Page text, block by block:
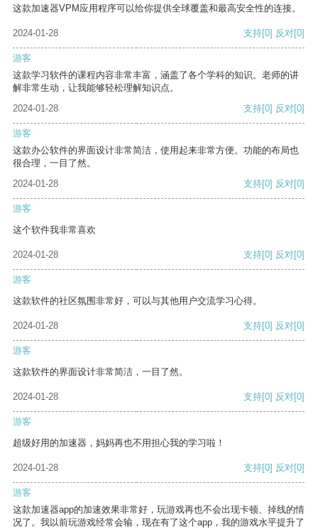
这款加速器VPM应用程序可以给你提供全球覆盖和最高安全性的连接。
2024-01-28 支持[0] 反对[0]
游客
这款学习软件的课程内容非常丰富，涵盖了各个学科的知识。老师的讲
解非常生动，让我能够轻松理解知识点。
2024-01-28
支持[0] 反对[0]
游客
这款办公软件的界面设计非常简洁，使用起来非常方便。功能的布局也
很合理，一目了然。
2024-01-28
支持[0] 反对[0]
游客
这个软件我非常喜欢
2024-01-28 支持[0] 反对[0]
游客
这款软件的社区氛围非常好，可以与其他用户交流学习心得。
2024-01-28 支持[0] 反对[0]
游客
这款软件的界面设计非常简洁，一目了然。
2024-01-28 支持[0] 反对[0]
游客
超级好用的加速器，妈妈再也不用担心我的学习啦！
2024-01-28 支持[0] 反对[0]
游客
这款加速器app的加速效果非常好，玩游戏再也不会出现卡顿、掉线的情
况了。我以前玩游戏经常会输，现在有了这个app，我的游戏水平提升了